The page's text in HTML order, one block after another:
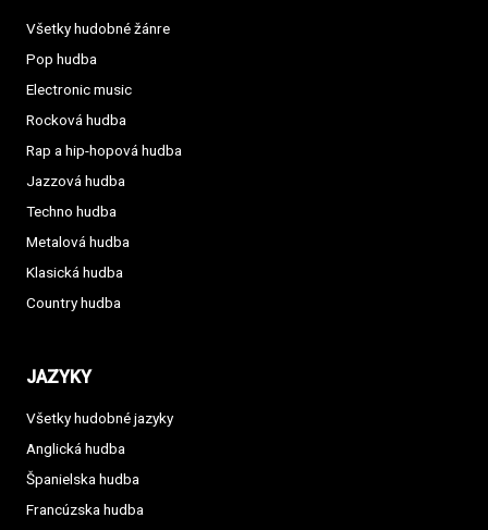
Všetky hudobné žánre
Pop hudba
Electronic music
Rocková hudba
Rap a hip-hopová hudba
Jazzová hudba
Techno hudba
Metalová hudba
Klasická hudba
Country hudba
JAZYKY
Všetky hudobné jazyky
Anglická hudba
Španielska hudba
Francúzska hudba